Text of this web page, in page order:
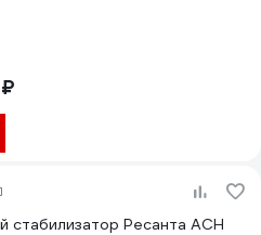
стабилизатор Ресанта АСН